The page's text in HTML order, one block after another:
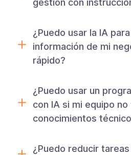
gestión con
¿Puedo usar la IA
información de mi
rápido?
¿Puedo usar un
con IA si mi equipo no
conocimientos
¿Puedo reducir